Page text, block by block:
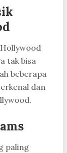
tak bisa
beberapa
dan
paling